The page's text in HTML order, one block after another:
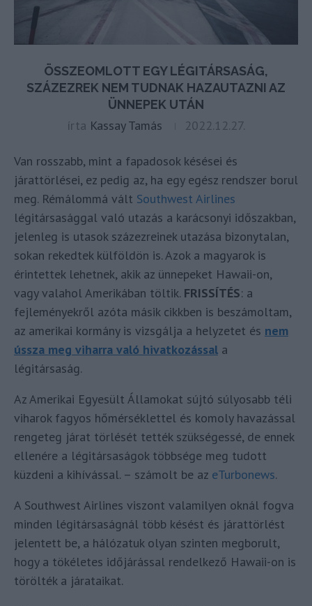
ÖSSZEOMLOTT EGY LÉGITÁRSASÁG,
SZÁZEZREK NEM TUDNAK HAZAUTAZNI AZ
ÜNNEPEK UTÁN
írta Kassay Tamás 2022.12.27.
Van rosszabb, mint a fapadosok késései és
járattörlései, ez pedig az, ha egy egész rendszer borul
meg. Rémálommá vált Southwest Airlines
légitársasággal való utazás a karácsonyi időszakban,
jelenleg is utasok százezreinek utazása bizonytalan,
sokan rekedtek külföldön is. Azok a magyarok is
érintettek lehetnek, akik az ünnepeket Hawaii-on,
vagy valahol Amerikában töltik. FRISSÍTÉS: a
fejleményekről azóta másik cikkben is beszámoltam,
az amerikai kormány is vizsgálja a helyzetet és nem
ússza meg viharra való hivatkozással a
légitársaság.
Az Amerikai Egyesült Államokat sújtó súlyosabb téli
viharok fagyos hőmérséklettel és komoly havazással
rengeteg járat törlését tették szükségessé, de ennek
ellenére a légitársaságok többsége meg tudott
küzdeni a kihívással. – számolt be az eTurbonews.
A Southwest Airlines viszont valamilyen oknál fogva
minden légitársaságnál több késést és járattörlést
jelentett be, a hálózatuk olyan szinten megborult,
hogy a tökéletes időjárással rendelkező Hawaii-on is
törölték a járataikat.